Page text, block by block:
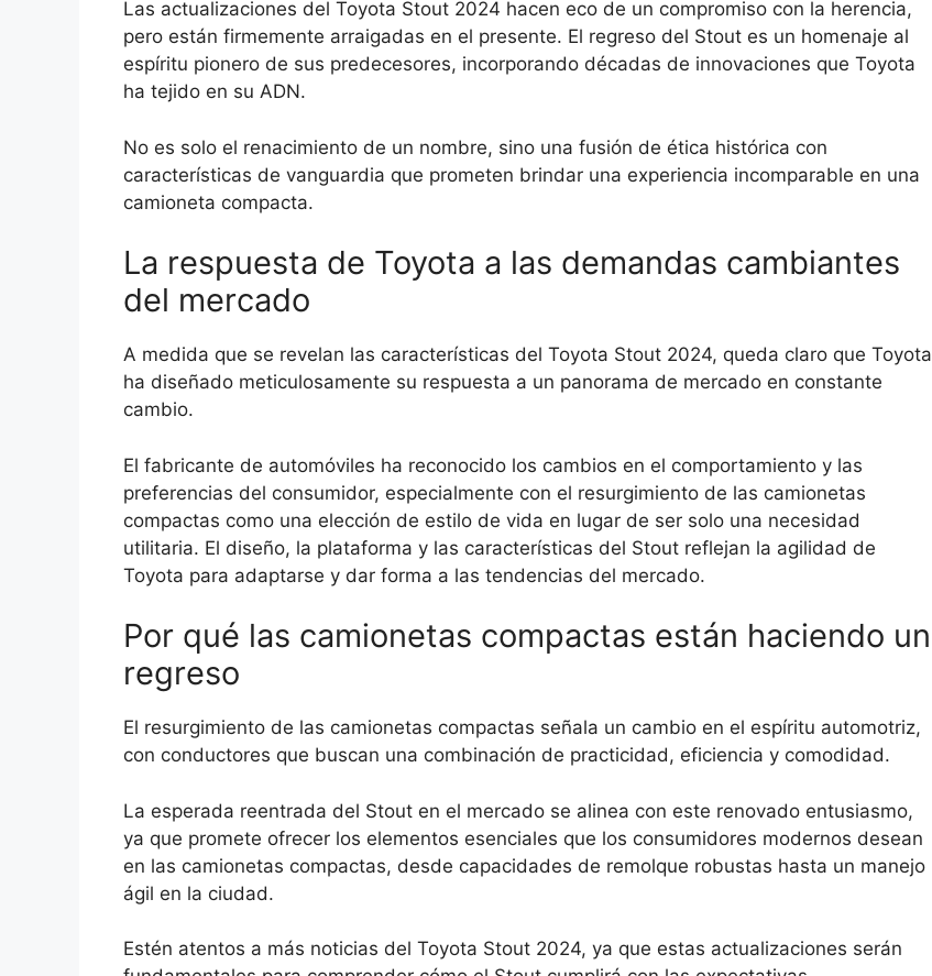
Las actualizaciones del Toyota Stout 2024 hacen eco de un compromiso con la herencia,
pero están firmemente arraigadas en el presente. El regreso del Stout es un homenaje al
espíritu pionero de sus predecesores, incorporando décadas de innovaciones que Toyota
ha tejido en su ADN.
No es solo el renacimiento de un nombre, sino una fusión de ética histórica con
características de vanguardia que prometen brindar una experiencia incomparable en una
camioneta compacta.
La respuesta de Toyota a las demandas cambiantes
del mercado
A medida que se revelan las características del Toyota Stout 2024, queda claro que Toyota
ha diseñado meticulosamente su respuesta a un panorama de mercado en constante
cambio.
El fabricante de automóviles ha reconocido los cambios en el comportamiento y las
preferencias del consumidor, especialmente con el resurgimiento de las camionetas
compactas como una elección de estilo de vida en lugar de ser solo una necesidad
utilitaria. El diseño, la plataforma y las características del Stout reflejan la agilidad de
Toyota para adaptarse y dar forma a las tendencias del mercado.
Por qué las camionetas compactas están haciendo un
regreso
El resurgimiento de las camionetas compactas señala un cambio en el espíritu automotriz,
con conductores que buscan una combinación de practicidad, eficiencia y comodidad.
La esperada reentrada del Stout en el mercado se alinea con este renovado entusiasmo,
ya que promete ofrecer los elementos esenciales que los consumidores modernos desean
en las camionetas compactas, desde capacidades de remolque robustas hasta un manejo
ágil en la ciudad.
Estén atentos a más noticias del Toyota Stout 2024, ya que estas actualizaciones serán